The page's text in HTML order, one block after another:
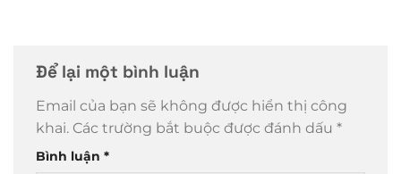
Để lại một bình luận
Email của bạn sẽ không được hiển thị công
khai. Các trường bắt buộc được đánh dấu *
Bình luận *